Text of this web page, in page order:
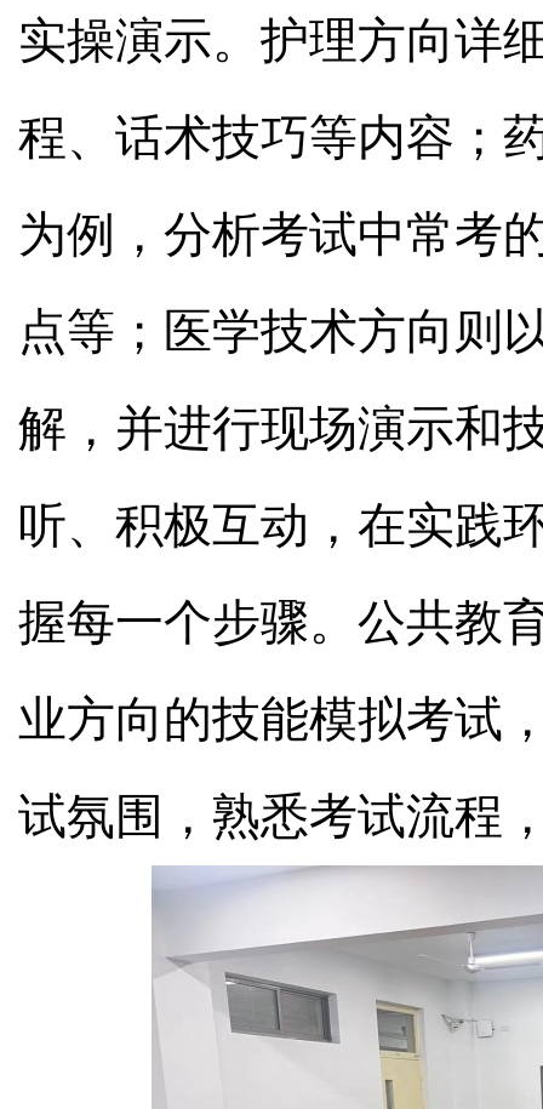
实操演示。护理方向详
程、话术技巧等内容；
为例，分析考试中常考
点等；医学技术方向则
解，并进行现场演示和
听、积极互动，在实践
握每一个步骤。公共教
业方向的技能模拟考试
试氛围，熟悉考试流程